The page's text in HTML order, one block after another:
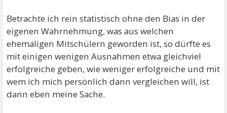
Betrachte ich rein statistisch ohne den Bias in der
eigenen Wahrnehmung, was aus welchen
ehemaligen Mitschülern geworden ist, so dürfte es
mit einigen wenigen Ausnahmen etwa gleichviel
erfolgreiche geben, wie weniger erfolgreiche und mit
wem ich mich persönlich dann vergleichen will, ist
dann eben meine Sache.